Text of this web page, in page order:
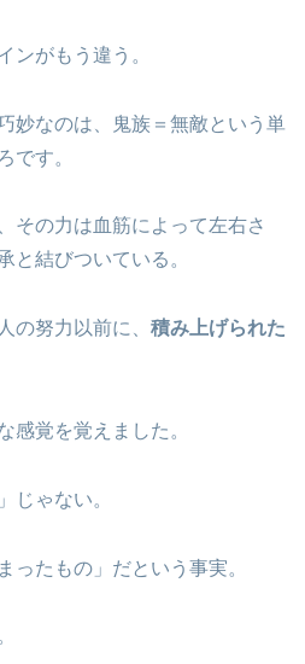
ンがもう違う。
妙なのは、鬼族＝無敵という単
です。
その力は血筋によって左右さ
と結びついている。
の努力以前に、 積み上げられた
感覚を覚えました。
じゃない。
ったもの」だという事実。